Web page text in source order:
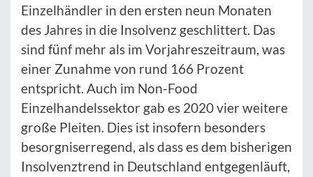
Einzelhändler in den ersten neun Monaten
des Jahres in die Insolvenz geschlittert. Das
sind fünf mehr als im Vorjahreszeitraum, was
einer Zunahme von rund 166 Prozent
entspricht. Auch im Non-Food
Einzelhandelssektor gab es 2020 vier weitere
große Pleiten. Dies ist insofern besonders
besorgniserregend, als dass es dem bisherigen
Insolvenztrend in Deutschland entgegenläuft,